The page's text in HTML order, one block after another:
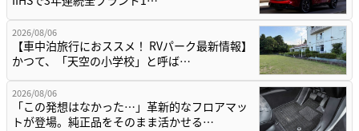
2026/08/06
【車中泊旅行におススメ！ RVパーク最新情報】
かつて、「天空の小学校」と呼ば…
2026/08/06
「この発想はなかった…」革新的なフロアマッ
トが登場。純正品をそのまま活かせる…